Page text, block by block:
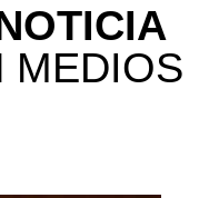
MEDIOS